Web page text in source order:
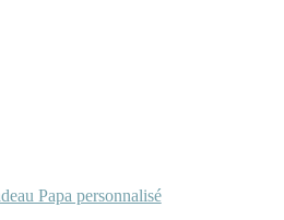
Papa personnalisé